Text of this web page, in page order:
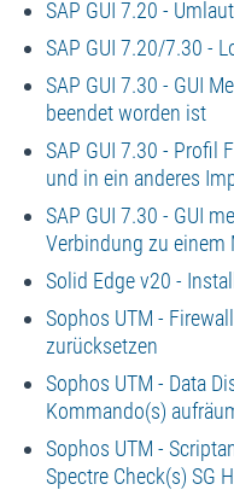
SAP GUI 7.20 -
SAP GUI 7.20/7.30 -
SAP GUI 7.30 - GUI
beendet worden ist
SAP GUI 7.30 - Profil
und in ein anderes
SAP GUI 7.30 - GUI
Verbindung zu einem
Solid Edge v20 -
Sophos UTM -
zurücksetzen
Sophos UTM - Data
Kommando(s)
Sophos UTM -
Spectre Check(s) SG